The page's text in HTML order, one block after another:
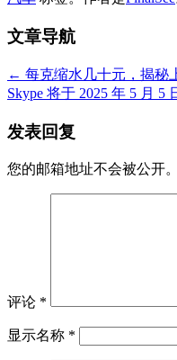
文章导航
← 每克缩水几十元，揭秘
Skype 将于 2025 年 5 月 5
发表回复
您的邮箱地址不会被公开。
评论 *
显示名称 *